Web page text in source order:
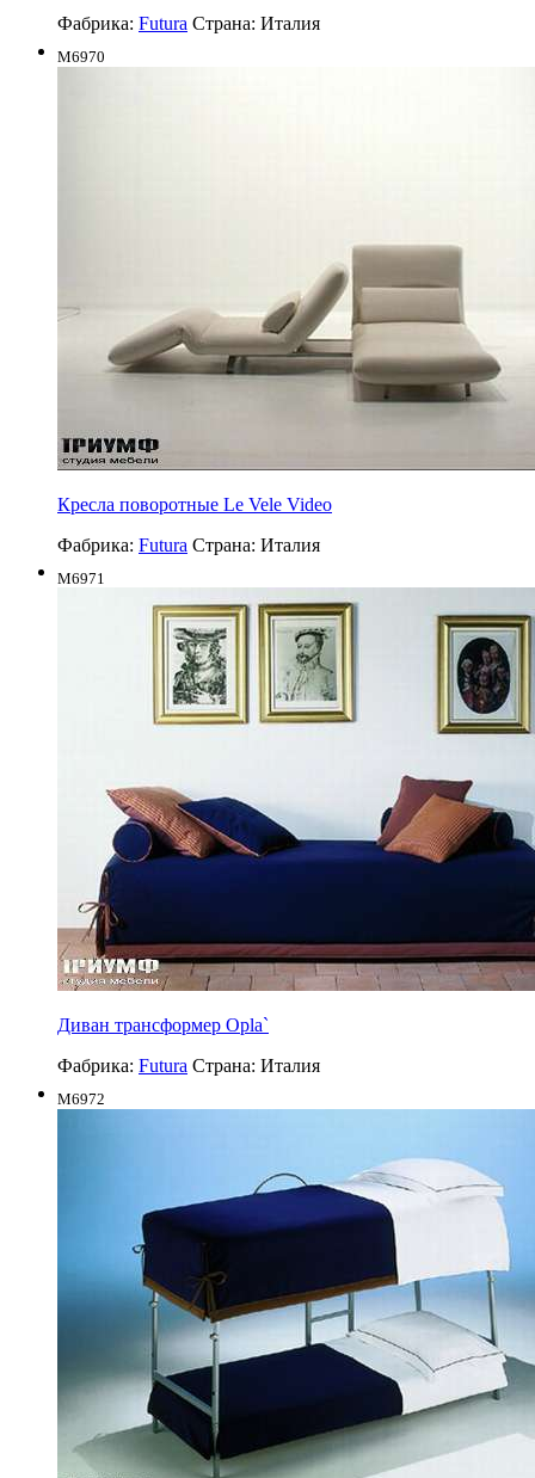
Фабрика: Futura Страна: Италия
M6970
Кресла поворотные Le Vele Video
Фабрика: Futura Страна: Италия
M6971
Диван трансформер Opla`
Фабрика: Futura Страна: Италия
M6972